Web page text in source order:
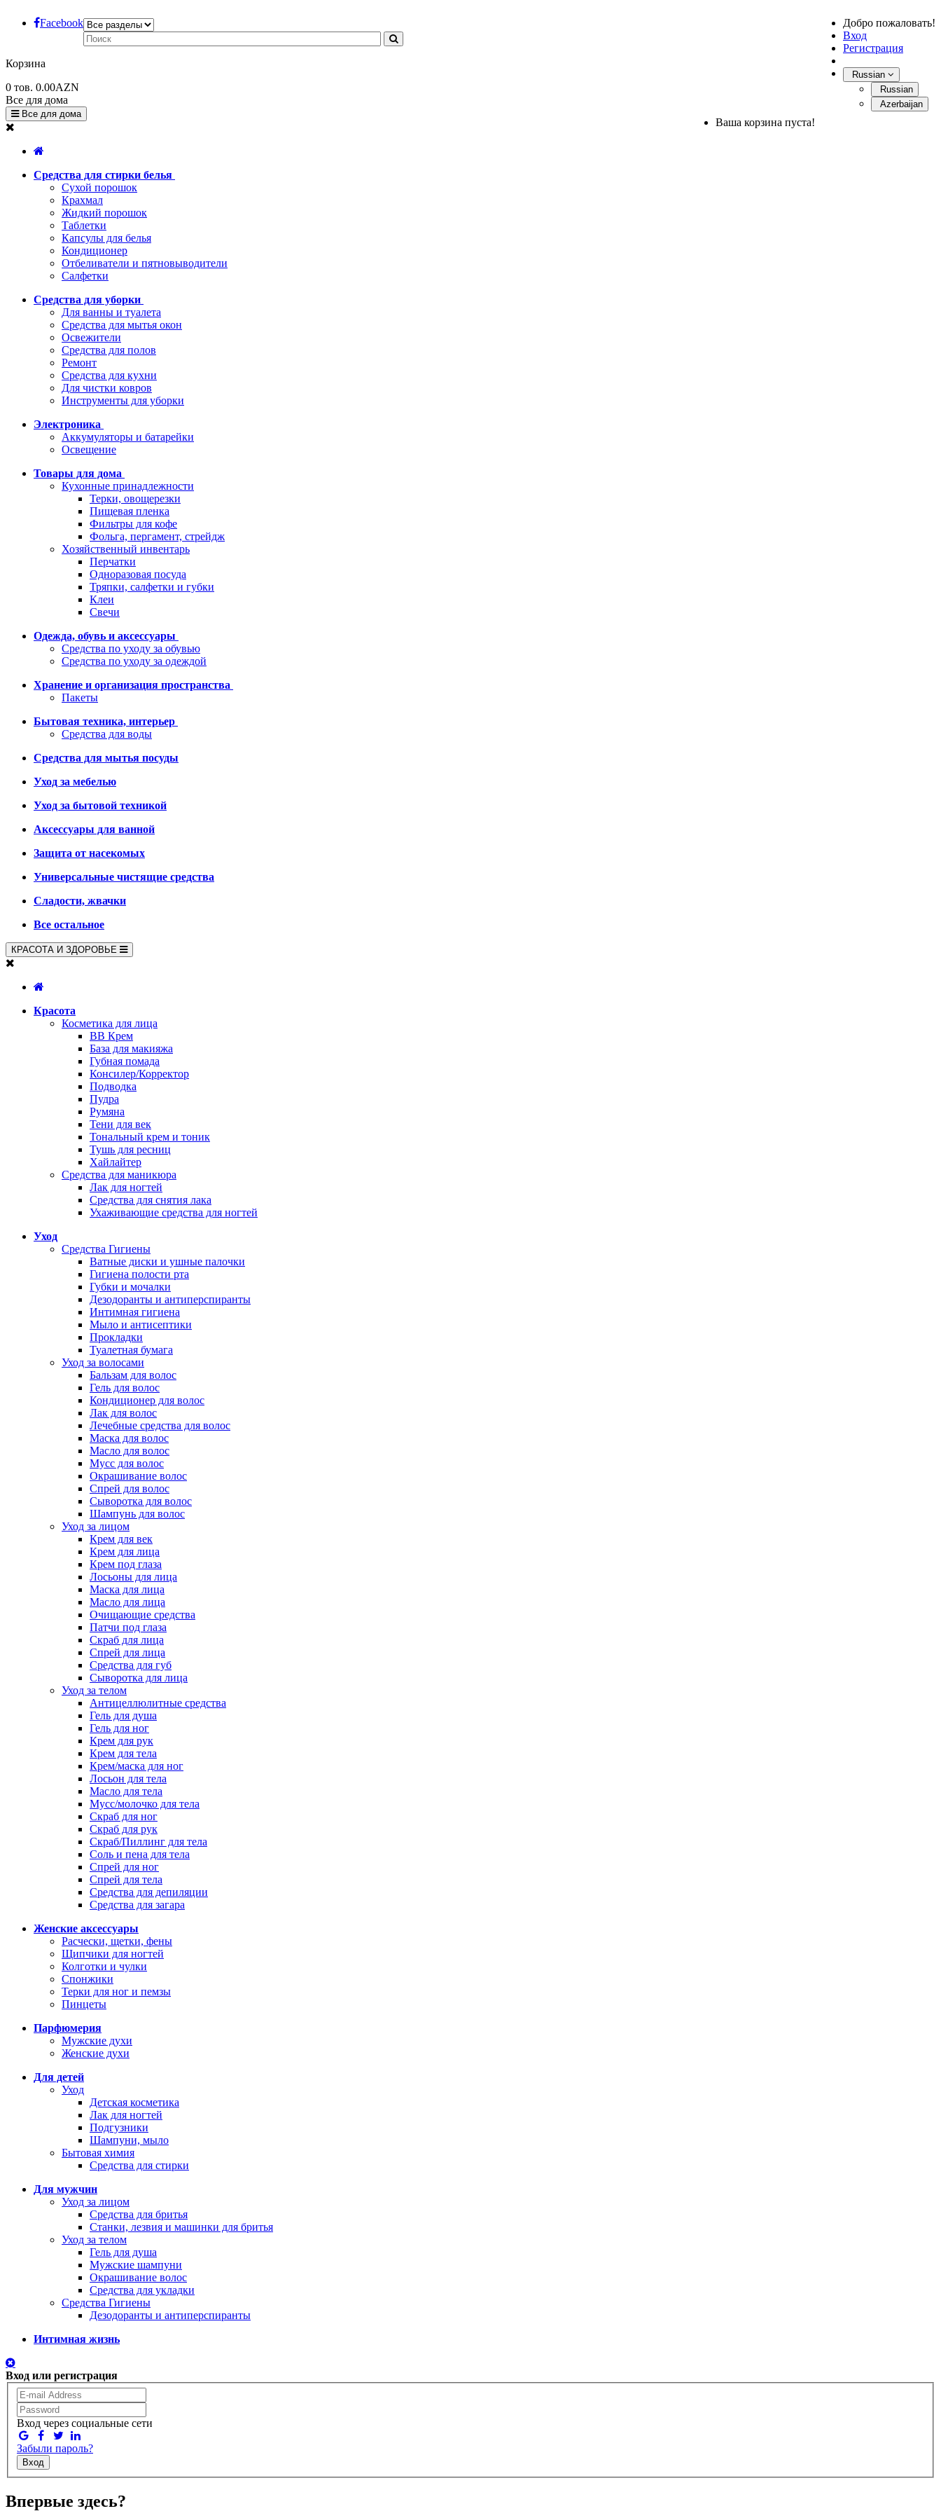
Facebook
Добро пожаловать!
Вход
Регистрация
Russian
Russian
Azerbaijan
Корзина
0 тов. 0.00AZN
Ваша корзина пуста!
Все для дома
Все для дома
Средства для стирки белья
Сухой порошок
Крахмал
Жидкий порошок
Таблетки
Капсулы для белья
Кондиционер
Отбеливатели и пятновыводители
Салфетки
Средства для уборки
Для ванны и туалета
Средства для мытья окон
Освежители
Средства для полов
Ремонт
Средства для кухни
Для чистки ковров
Инструменты для уборки
Электроника
Аккумуляторы и батарейки
Освещение
Товары для дома
Кухонные принадлежности
Терки, овощерезки
Пищевая пленка
Фильтры для кофе
Фольга, пергамент, стрейдж
Хозяйственный инвентарь
Перчатки
Одноразовая посуда
Тряпки, салфетки и губки
Клеи
Свечи
Одежда, обувь и аксессуары
Средства по уходу за обувью
Средства по уходу за одеждой
Хранение и организация пространства
Пакеты
Бытовая техника, интерьер
Средства для воды
Средства для мытья посуды
Уход за мебелью
Уход за бытовой техникой
Аксессуары для ванной
Защита от насекомых
Универсальные чистящие средства
Сладости, жвачки
Все остальное
КРАСОТА И ЗДОРОВЬЕ
Красота
Косметика для лица
BB Крем
База для макияжа
Губная помада
Консилер/Корректор
Подводка
Пудра
Румяна
Тени для век
Тональный крем и тоник
Тушь для ресниц
Хайлайтер
Средства для маникюра
Лак для ногтей
Средства для снятия лака
Ухаживающие средства для ногтей
Уход
Средства Гигиены
Ватные диски и ушные палочки
Гигиена полости рта
Губки и мочалки
Дезодоранты и антиперспиранты
Интимная гигиена
Мыло и антисептики
Прокладки
Туалетная бумага
Уход за волосами
Бальзам для волос
Гель для волос
Кондиционер для волос
Лак для волос
Лечебные средства для волос
Маска для волос
Масло для волос
Мусс для волос
Окрашивание волос
Спрей для волос
Сыворотка для волос
Шампунь для волос
Уход за лицом
Крем для век
Крем для лица
Крем под глаза
Лосьоны для лица
Маска для лица
Масло для лица
Очищающие средства
Патчи под глаза
Скраб для лица
Спрей для лица
Средства для губ
Сыворотка для лица
Уход за телом
Антицеллюлитные средства
Гель для душа
Гель для ног
Крем для рук
Крем для тела
Крем/маска для ног
Лосьон для тела
Масло для тела
Мусс/молочко для тела
Скраб для ног
Скраб для рук
Скраб/Пиллинг для тела
Соль и пена для тела
Спрей для ног
Спрей для тела
Средства для депиляции
Средства для загара
Женские аксессуары
Расчески, щетки, фены
Щипчики для ногтей
Колготки и чулки
Спонжики
Терки для ног и пемзы
Пинцеты
Парфюмерия
Мужские духи
Женские духи
Для детей
Уход
Детская косметика
Лак для ногтей
Подгузники
Шампуни, мыло
Бытовая химия
Средства для стирки
Для мужчин
Уход за лицом
Средства для бритья
Станки, лезвия и машинки для бритья
Уход за телом
Гель для душа
Мужские шампуни
Окрашивание волос
Средства для укладки
Средства Гигиены
Дезодоранты и антиперспиранты
Интимная жизнь
Вход или регистрация
Вход через социальные сети
Забыли пароль?
Вход
Впервые здесь?